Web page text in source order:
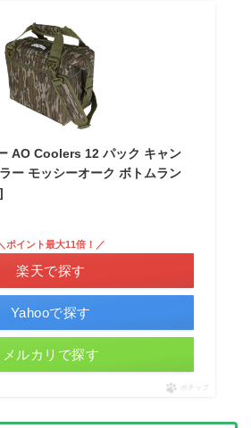
AO Coolers 12 パック キャン
ー モッシーオーク ボトムラン
ポイント最大11倍！／
楽天で探す
Yahooで探す
メルカリで探す
ポチップ